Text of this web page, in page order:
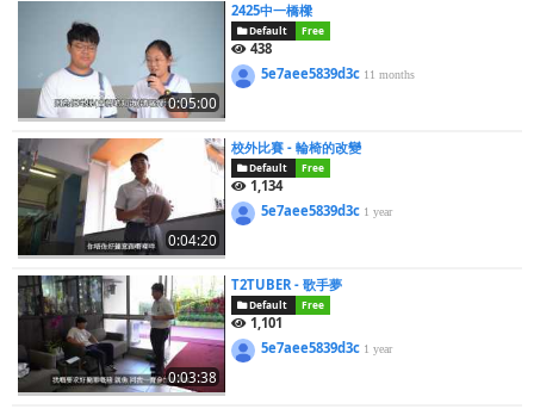
0:05:00
2425中一橋樑
Default Free
438
5e7aee5839d3c 11 months
0:04:20
校外比賽 - 輪椅的改變
Default Free
1,134
5e7aee5839d3c 1 year
0:03:38
T2TUBER - 歌手夢
Default Free
1,101
5e7aee5839d3c 1 year